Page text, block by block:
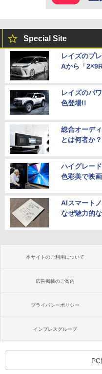
Special Site
レイズのプ
Aから「
レイズのパ
色登場!!
総合オーデ
とは何者か？
ハイグレー
色彩美で映
AIスマート
なぜ魅力的
本サイトのご利用について
広告掲載のご案内
プライバシーポリシー
インプレスグループ
PC